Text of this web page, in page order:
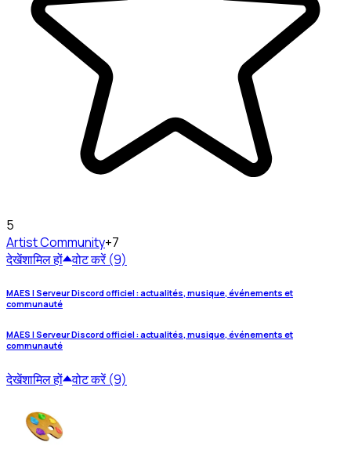
5
ArtistCommunity+7
देखेंशामिल हों वोट करें (9)
MAES | Serveur Discord officiel : actualités, musique, événements et
communauté
MAES | Serveur Discord officiel : actualités, musique, événements et
communauté
देखेंशामिल हों वोट करें (9)